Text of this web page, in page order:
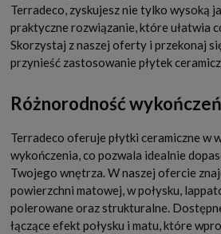
Terradeco, zyskujesz nie tylko wysoką
praktyczne rozwiązanie, które ułatwia
Skorzystaj z naszej oferty i przekonaj
przynieść zastosowanie płytek
Różnorodność
Terradeco oferuje płytki ceramiczne w
wykończenia, co pozwala idealnie
Twojego wnętrza. W naszej ofercie
powierzchni matowej, w połysku,
polerowane oraz strukturalne.
łączące efekt połysku i matu, które